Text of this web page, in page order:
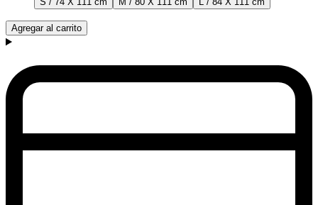
Agregar al carrito